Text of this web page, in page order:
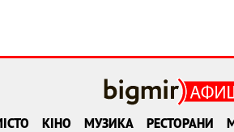
КІНО МУЗИКА РЕСТОРАНИ